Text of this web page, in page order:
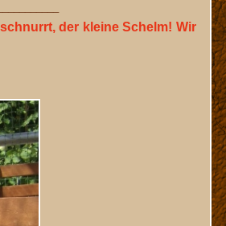
der kleine Schelm! Wir